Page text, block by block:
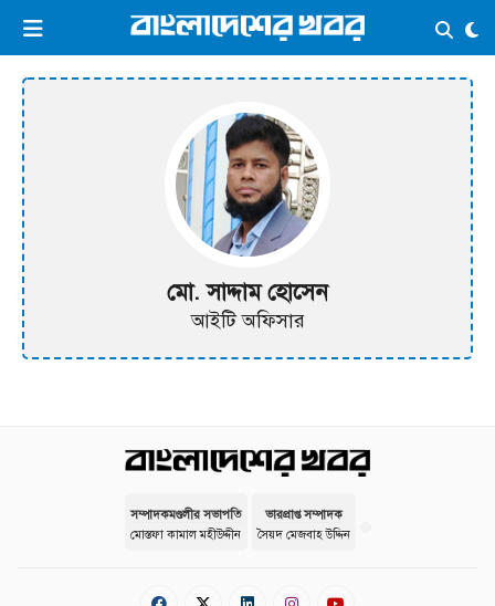
ভিডিও ই-পেপার লগইন ×
সর্বশেষ
আর্কাইভ
মো. সাদ্দাম হোসেন
আইটি অফিসার
সম্পাদকমণ্ডলীর সভাপতি
মোস্তফা কামাল মহীউদ্দীন
ভারপ্রাপ্ত সম্পাদক
সৈয়দ মেজবাহ উদ্দিন